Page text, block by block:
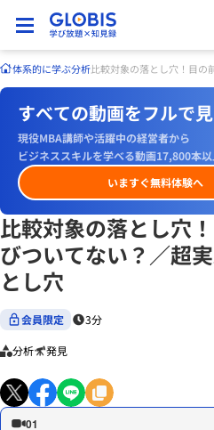
体系的に学ぶ分析比較対象の落とし穴！目
すべての動画をフルで見
現役MBA講師や活躍中の経営者から
ビジネススキルを学べる動画17,800本以
いますぐ無料体験へ
比較対象の落とし穴
びついてない？／超
とし穴
会員限定 3分
分析 発見
01